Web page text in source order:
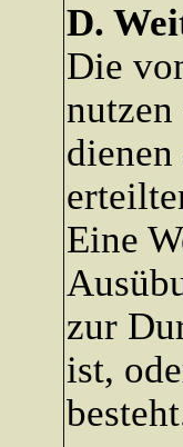
D.
Die
Eine
zur
ist,